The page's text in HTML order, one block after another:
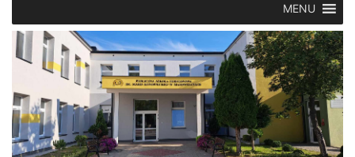
MENU